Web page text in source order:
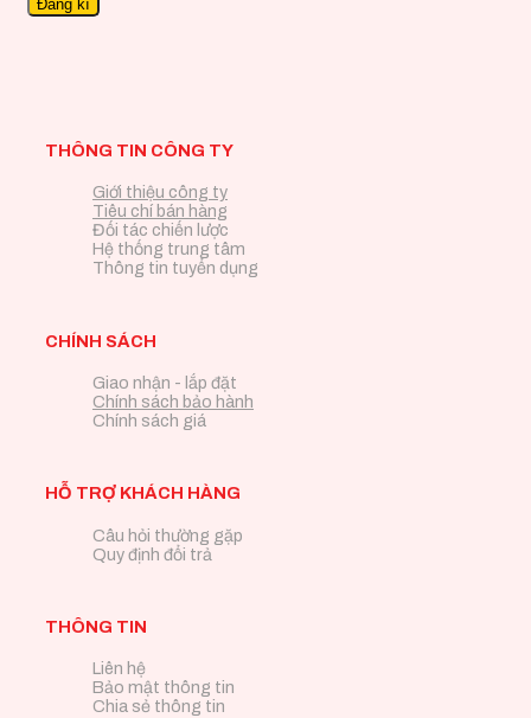
THÔNG TIN CÔNG TY
Giới thiệu công ty
Tiêu chí bán hàng
Đối tác chiến lược
Hệ thống trung tâm
Thông tin tuyển dụng
CHÍNH SÁCH
Giao nhận - lắp đặt
Chính sách bảo hành
Chính sách giá
HỖ TRỢ KHÁCH HÀNG
Câu hỏi thường gặp
Quy định đổi trả
THÔNG TIN
Liên hệ
Bảo mật thông tin
Chia sẻ thông tin